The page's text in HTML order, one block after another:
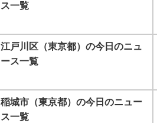
ス一覧
江戸川区（東京都）の今日のニュ
ース一覧
稲城市（東京都）の今日のニュー
ス一覧